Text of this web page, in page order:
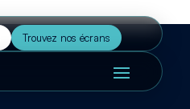
Trouvez nos écrans